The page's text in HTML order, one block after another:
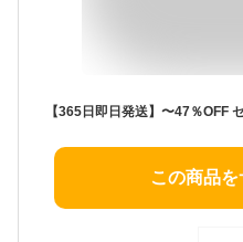
この商品